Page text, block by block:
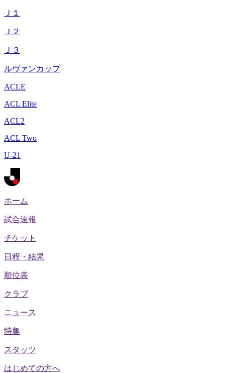
Ｊ１
Ｊ２
Ｊ３
ルヴァンカップ
ACLE
ACL Elite
ACL2
ACL Two
U-21
ホーム
試合速報
チケット
日程・結果
順位表
クラブ
ニュース
特集
スタッツ
はじめての方へ